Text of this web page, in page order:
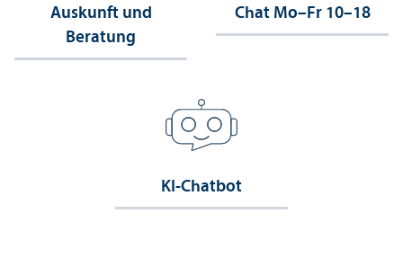
Auskunft und
Beratung
Chat Mo–Fr 10–18
KI-Chatbot